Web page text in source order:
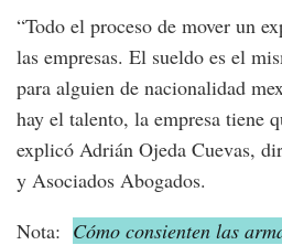
“Todo el proceso de mover un
las empresas. El sueldo es el
para alguien de nacionalidad
hay el talento, la empresa tiene
explicó Adrián Ojeda Cuevas,
y Asociados Abogados.
Nota: Cómo consienten las